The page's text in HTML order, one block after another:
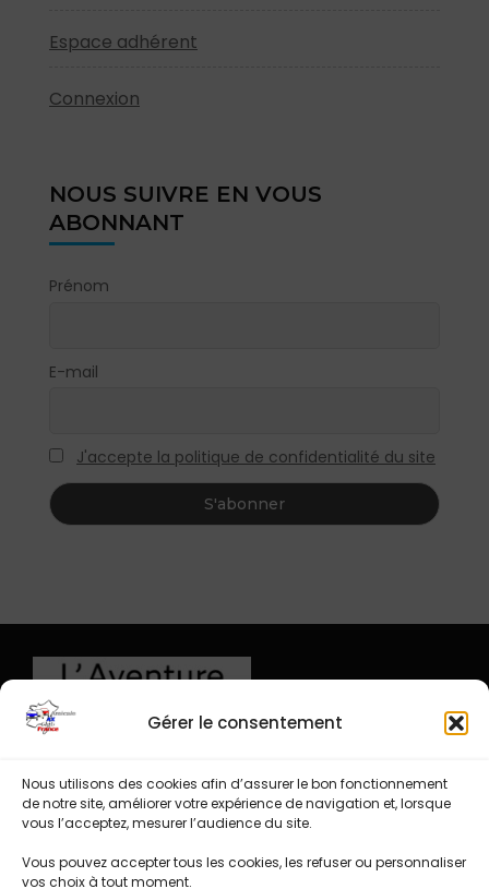
Gérer le consentement
Nous utilisons des cookies afin d’assurer le bon fonctionnement
de notre site, améliorer votre expérience de navigation et, lorsque
vous l’acceptez, mesurer l’audience du site.
Vous pouvez accepter tous les cookies, les refuser ou personnaliser
vos choix à tout moment.
Espace adhérent
Connexion
NOUS SUIVRE EN VOUS
ABONNANT
Prénom
E-mail
J'accepte la politique de confidentialité du site